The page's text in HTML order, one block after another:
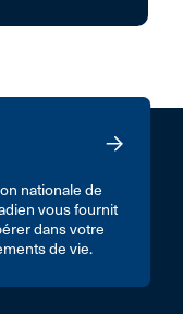
nationale de
vous fournit
dans votre
de vie.